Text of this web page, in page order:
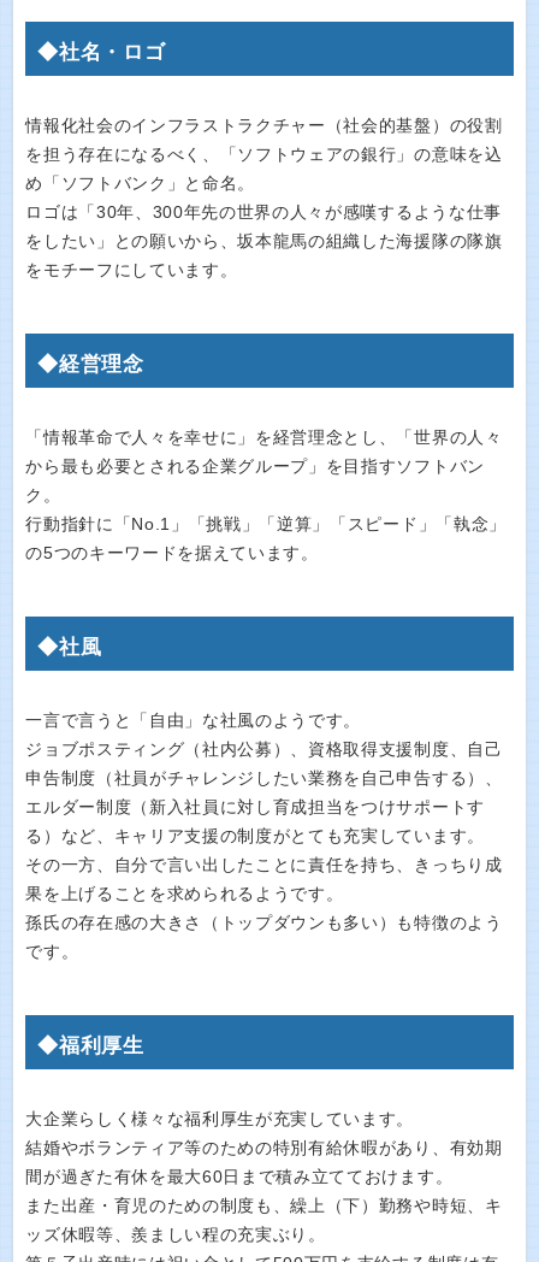
◆社名・ロゴ
情報化社会のインフラストラクチャー（社会的基盤）の役割
を担う存在になるべく、「ソフトウェアの銀行」の意味を込
め「ソフトバンク」と命名。
ロゴは「30年、300年先の世界の人々が感嘆するような仕事
をしたい」との願いから、坂本龍馬の組織した海援隊の隊旗
をモチーフにしています。
◆経営理念
「情報革命で人々を幸せに」を経営理念とし、「世界の人々
から最も必要とされる企業グループ」を目指すソフトバン
ク。
行動指針に「No.1」「挑戦」「逆算」「スピード」「執念」
の5つのキーワードを据えています。
◆社風
一言で言うと「自由」な社風のようです。
ジョブポスティング（社内公募）、資格取得支援制度、自己
申告制度（社員がチャレンジしたい業務を自己申告する）、
エルダー制度（新入社員に対し育成担当をつけサポートす
る）など、キャリア支援の制度がとても充実しています。
その一方、自分で言い出したことに責任を持ち、きっちり成
果を上げることを求められるようです。
孫氏の存在感の大きさ（トップダウンも多い）も特徴のよう
です。
◆福利厚生
大企業らしく様々な福利厚生が充実しています。
結婚やボランティア等のための特別有給休暇があり、有効期
間が過ぎた有休を最大60日まで積み立てておけます。
また出産・育児のための制度も、繰上（下）勤務や時短、キ
ッズ休暇等、羨ましい程の充実ぶり。